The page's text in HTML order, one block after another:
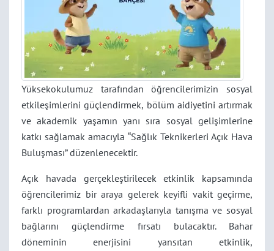
Yüksekokulumuz tarafından öğrencilerimizin sosyal
etkileşimlerini güçlendirmek, bölüm aidiyetini artırmak
ve akademik yaşamın yanı sıra sosyal gelişimlerine
katkı sağlamak amacıyla “Sağlık Teknikerleri Açık Hava
Buluşması” düzenlenecektir.
Açık havada gerçekleştirilecek etkinlik kapsamında
öğrencilerimiz bir araya gelerek keyifli vakit geçirme,
farklı programlardan arkadaşlarıyla tanışma ve sosyal
bağlarını güçlendirme fırsatı bulacaktır. Bahar
döneminin enerjisini yansıtan etkinlik,